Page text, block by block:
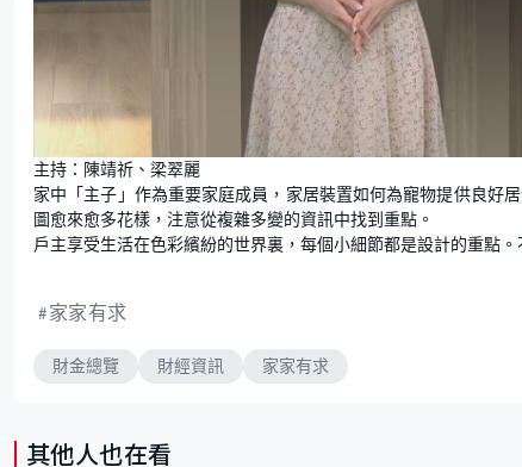
主持：陳靖祈、梁翠麗
家中「主子」作為重要家庭成員，家居裝置如何為寵物提供良好
圖愈來愈多花樣，注意從複雜多變的資訊中找到重點。
戶主享受生活在色彩繽紛的世界裏，每個小細節都是設計的重點
家家有求
財金總覽 財經資訊 家家有求
其他人也在看